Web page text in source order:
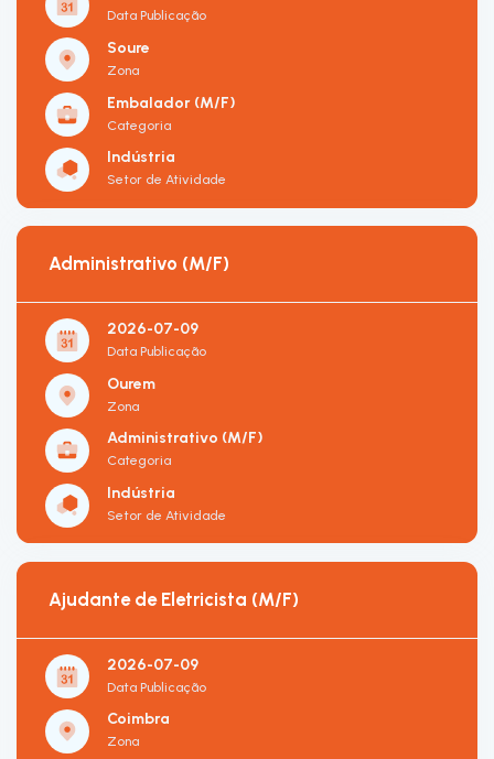
Data Publicação
Soure
Zona
Embalador (M/F)
Categoria
Indústria
Setor de Atividade
Administrativo (M/F)
2026-07-09
Data Publicação
Ourem
Zona
Administrativo (M/F)
Categoria
Indústria
Setor de Atividade
Ajudante de Eletricista (M/F)
2026-07-09
Data Publicação
Coimbra
Zona